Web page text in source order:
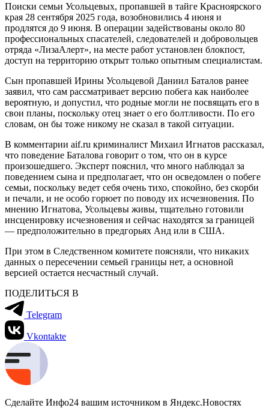
Поиски семьи Усольцевых, пропавшей в тайге Красноярского
края 28 сентября 2025 года, возобновились 4 июня и
продлятся до 9 июня. В операции задействованы около 80
профессиональных спасателей, следователей и добровольцев
отряда «ЛизаАлерт», на месте работ установлен блокпост,
доступ на территорию открыт только опытным специалистам.
Сын пропавшей Ирины Усольцевой Даниил Баталов ранее
заявил, что сам рассматривает версию побега как наиболее
вероятную, и допустил, что родные могли не посвящать его в
свои планы, поскольку отец знает о его болтливости. По его
словам, он бы тоже никому не сказал в такой ситуации.
В комментарии aif.ru криминалист Михаил Игнатов рассказал,
что поведение Баталова говорит о том, что он в курсе
произошедшего. Эксперт пояснил, что много наблюдал за
поведением сына и предполагает, что он осведомлен о побеге
семьи, поскольку ведет себя очень тихо, спокойно, без скорби
и печали, и не особо горюет по поводу их исчезновения. По
мнению Игнатова, Усольцевы живы, тщательно готовили
инсценировку исчезновения и сейчас находятся за границей
— предположительно в предгорьях Анд или в США.
При этом в Следственном комитете поясняли, что никаких
данных о пересечении семьей границы нет, а основной
версией остается несчастный случай.
ПОДЕЛИТЬСЯ В
Telegram
Vkontakte
Сделайте Инфо24 вашим источником в Яндекс.Новостях